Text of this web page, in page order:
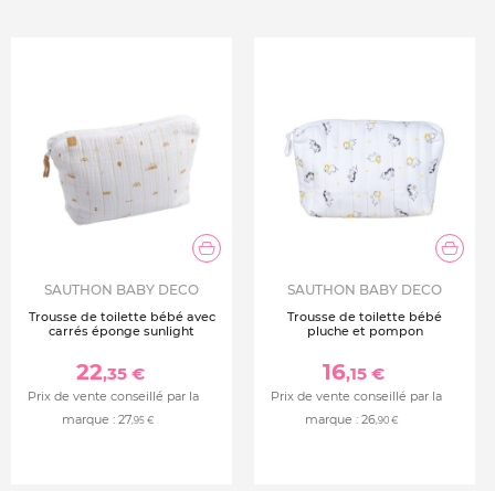
SAUTHON BABY DECO
Trousse de toilette bébé avec
carrés éponge sunlight
22,35 €
Prix de vente conseillé par la
marque : 27,95 €
SAUTHON BABY DECO
Trousse de toilette bébé
pluche et pompon
16,15 €
Prix de vente conseillé par la
marque : 26,90 €